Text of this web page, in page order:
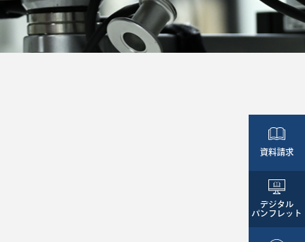
資料請求
デジタル
パンフレット